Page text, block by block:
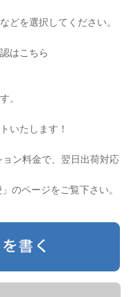
どを選択してください。
はこちら
。
いたします！
ン料金で、翌日出荷対応
」のページをご覧下さい。